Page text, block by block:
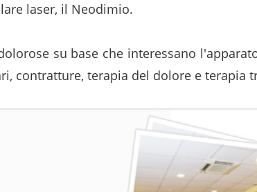
laser, il Neodimio.
su base che interessano
contratture, terapia del dolore e terapia